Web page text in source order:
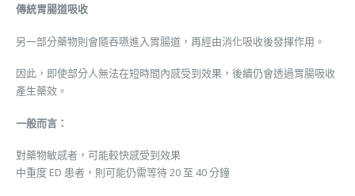
傳統胃腸道吸收
另一部分藥物則會隨吞嚥進入胃腸道，再經由消化吸收後發揮作用。
因此，即使部分人無法在短時間內感受到效果，後續仍會透過胃腸吸收
產生藥效。
一般而言：
對藥物敏感者，可能較快感受到效果
中重度 ED 患者，則可能仍需等待 20 至 40 分鐘